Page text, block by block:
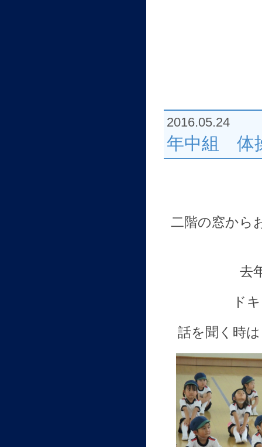
2016.05.24
年中組 体
二階の窓から
去
ド
話を聞く時